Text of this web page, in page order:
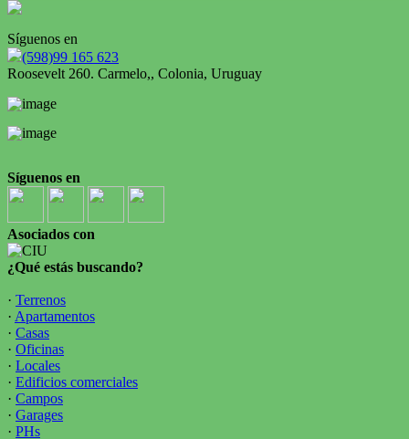
Síguenos en
(598)99 165 623
Roosevelt 260. Carmelo,, Colonia, Uruguay
Síguenos en
Asociados con
¿Qué estás buscando?
· Terrenos
· Apartamentos
· Casas
· Oficinas
· Locales
· Edificios comerciales
· Campos
· Garages
· PHs